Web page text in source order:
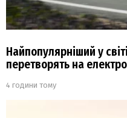
Найпопулярніший у
перетворять на
4 години тому